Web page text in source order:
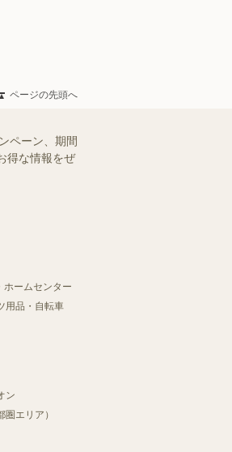
ページの先頭へ
ペーン、期間
得な情報をぜ
ホームセンター
用品・自転車
ン
圏エリア）